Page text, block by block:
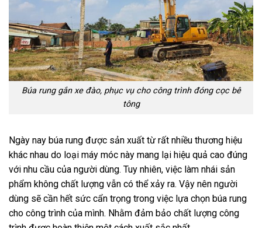
Búa rung gắn xe đào, phục vụ cho công trình đóng cọc bê
tông
Ngày nay búa rung được sản xuất từ rất nhiều thương hiệu
khác nhau do loại máy móc này mang lại hiệu quả cao đúng
với nhu cầu của người dùng. Tuy nhiên, việc làm nhái sản
phẩm không chất lượng vẫn có thể xảy ra. Vậy nên người
dùng sẽ cần hết sức cẩn trọng trong việc lựa chọn búa rung
cho công trình của mình. Nhằm đảm bảo chất lượng công